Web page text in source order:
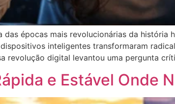
das épocas mais revolucionárias da
inteligentes transformaram
revolução digital levantou uma pergunta
e Estável Onde